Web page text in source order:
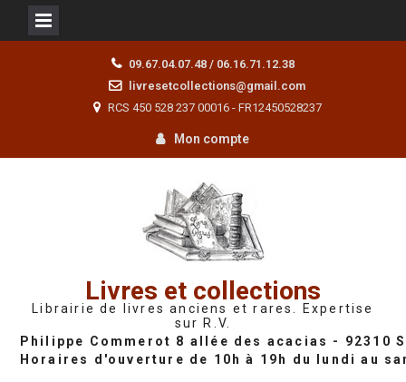
09.67.04.07.48 / 06.16.71.12.38
livresetcollections@gmail.com
RCS 450 528 237 00016 - FR12450528237
Mon compte
Livres et collections
Librairie de livres anciens et rares. Expertise
sur R.V.